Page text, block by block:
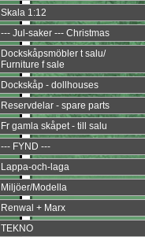
Skala 1:12
--- Jul-saker --- Christmas
Dockskåpsmöbler t salu/
Furniture f sale
Dockskåp - dollhouses
Reservdelar - spare parts
Fr gamla skåpet - till salu
--- FYND ---
Lappa-och-laga
Miljöer/Modella
Renwal + Marx
TEKNO